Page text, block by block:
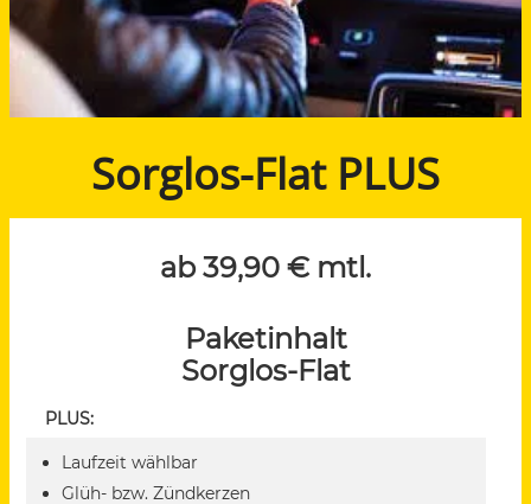
Sorglos-Flat PLUS
ab 39,90 € mtl.
Paketinhalt
Sorglos-Flat
PLUS:
Laufzeit wählbar
Glüh- bzw. Zündkerzen